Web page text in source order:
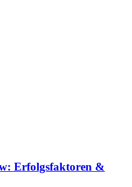
Erfolgsfaktoren &